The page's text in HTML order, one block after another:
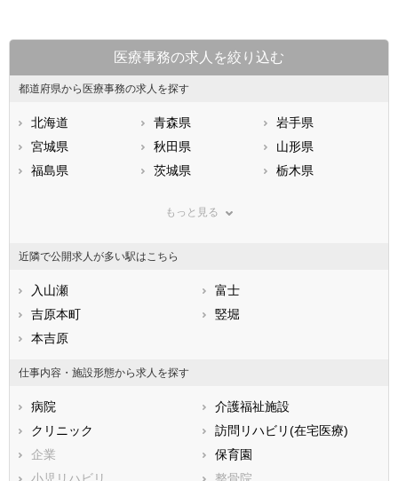
医療事務の求人を絞り込む
都道府県から医療事務の求人を探す
北海道 青森県
岩手県
宮城県
秋田県
山形県
福島県
茨城県
栃木県
神奈川県
石川県
福井県
静岡県
滋賀県
兵庫県
香川県
高知県
福岡県
長崎県
熊本県
もっと見る
近隣で公開求人が多い駅はこちら
入山瀬
富士
吉原本町
竪堀
本吉原
仕事内容・施設形態から求人を探す
病院
介護福祉施設
クリニック
訪問リハビリ(在宅医療)
企業
保育園
小児リハビリ
整骨院